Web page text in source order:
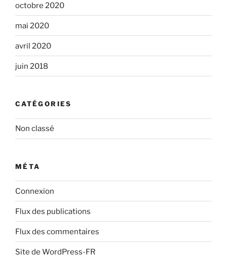
octobre 2020
mai 2020
avril 2020
juin 2018
CATÉGORIES
Non classé
MÉTA
Connexion
Flux des publications
Flux des commentaires
Site de WordPress-FR